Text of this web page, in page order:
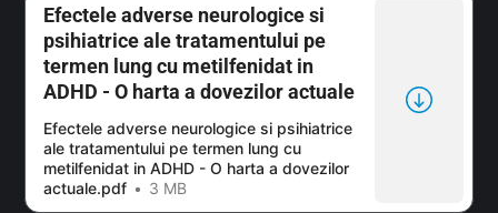
Efectele adverse neurologice si
psihiatrice ale tratamentului pe
termen lung cu metilfenidat in
ADHD - O harta a dovezilor actuale
Efectele adverse neurologice si psihiatrice
ale tratamentului pe termen lung cu
metilfenidat in ADHD - O harta a dovezilor
actuale.pdf
3 MB